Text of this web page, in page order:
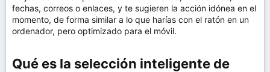
fechas, correos o enlaces, y te sugieren la acción idónea en el
momento, de forma similar a lo que harías con el ratón en un
ordenador, pero optimizado para el móvil.
Qué es la selección inteligente de